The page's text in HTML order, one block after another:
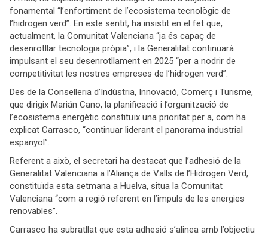
fonamental “l’enfortiment de l’ecosistema tecnològic de
l’hidrogen verd”. En este sentit, ha insistit en el fet que,
actualment, la Comunitat Valenciana “ja és capaç de
desenrotllar tecnologia pròpia”, i la Generalitat continuarà
impulsant el seu desenrotllament en 2025 “per a nodrir de
competitivitat les nostres empreses de l’hidrogen verd”.
Des de la Conselleria d’Indústria, Innovació, Comerç i Turisme,
que dirigix Marián Cano, la planificació i l’organització de
l’ecosistema energètic constituïx una prioritat per a, com ha
explicat Carrasco, “continuar liderant el panorama industrial
espanyol”.
Referent a això, el secretari ha destacat que l’adhesió de la
Generalitat Valenciana a l’Aliança de Valls de l’Hidrogen Verd,
constituïda esta setmana a Huelva, situa la Comunitat
Valenciana “com a regió referent en l’impuls de les energies
renovables”.
Carrasco ha subratllat que esta adhesió s’alinea amb l’objectiu